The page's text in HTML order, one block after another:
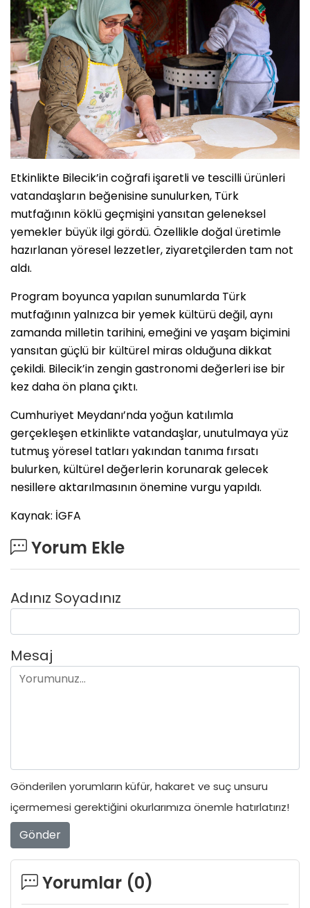
Etkinlikte Bilecik’in coğrafi işaretli ve tescilli ürünleri
vatandaşların beğenisine sunulurken, Türk
mutfağının köklü geçmişini yansıtan geleneksel
yemekler büyük ilgi gördü. Özellikle doğal üretimle
hazırlanan yöresel lezzetler, ziyaretçilerden tam not
aldı.
Program boyunca yapılan sunumlarda Türk
mutfağının yalnızca bir yemek kültürü değil, aynı
zamanda milletin tarihini, emeğini ve yaşam biçimini
yansıtan güçlü bir kültürel miras olduğuna dikkat
çekildi. Bilecik’in zengin gastronomi değerleri ise bir
kez daha ön plana çıktı.
Cumhuriyet Meydanı’nda yoğun katılımla
gerçekleşen etkinlikte vatandaşlar, unutulmaya yüz
tutmuş yöresel tatları yakından tanıma fırsatı
bulurken, kültürel değerlerin korunarak gelecek
nesillere aktarılmasının önemine vurgu yapıldı.
Kaynak: İGFA
Yorum Ekle
Adınız Soyadınız
Mesaj
Gönderilen yorumların küfür, hakaret ve suç unsuru
içermemesi gerektiğini okurlarımıza önemle hatırlatırız!
Gönder
Yorumlar (0)